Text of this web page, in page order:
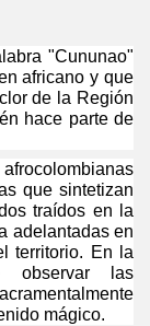
"Cununao"
africano y que
de la Región
hace parte de
que sintetizan
traídos en la
adelantadas en
territorio. En la
observar las
mágico.